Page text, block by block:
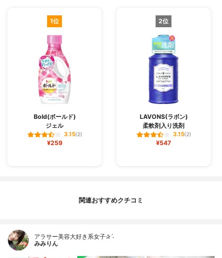
1位
Bold(ボールド)
ジェル
3.15(2)
¥259
2位
LAVONS(ラボン)
柔軟剤入り洗剤
3.15(2)
¥547
関連おすすめクチコミ
アラサー美容大好き系女子✰ˊ˗
みみりん